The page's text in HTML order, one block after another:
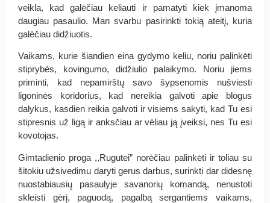
veikla, kad galėčiau keliauti ir pamatyti kiek įmanoma
daugiau pasaulio. Man svarbu pasirinkti tokią ateitį, kuria
galėčiau didžiuotis.
Vaikams, kurie šiandien eina gydymo keliu, noriu palinkėti
stiprybės, kovingumo, didžiulio palaikymo. Noriu jiems
priminti, kad nepamirštų savo šypsenomis nušviesti
ligoninės koridorius, kad nereikia galvoti apie blogus
dalykus, kasdien reikia galvoti ir visiems sakyti, kad Tu esi
stipresnis už ligą ir anksčiau ar vėliau ją įveiksi, nes Tu esi
kovotojas.
Gimtadienio proga ,,Rugutei” norėčiau palinkėti ir toliau su
šitokiu užsivedimu daryti gerus darbus, surinkti dar didesnę
nuostabiausių pasaulyje savanorių komandą, nenustoti
skleisti gėrį, paguodą, pagalbą sergantiems vaikams,